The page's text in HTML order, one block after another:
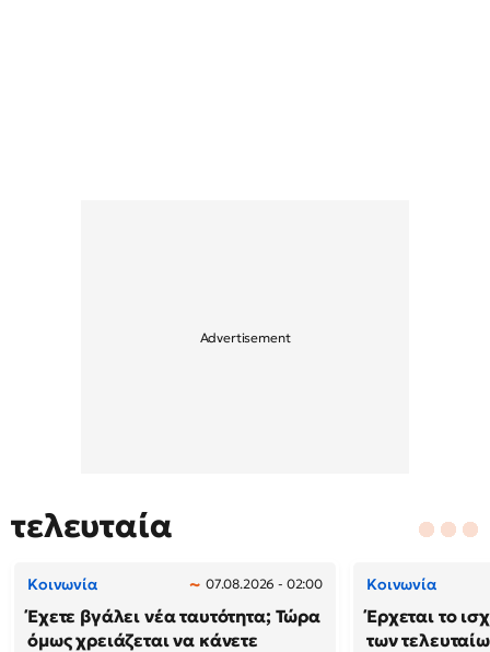
τελευταία
Κοινωνία 07.08.2026 - 02:00
Έχετε βγάλει νέα ταυτότητα; Τώρα
όμως χρειάζεται να κάνετε
Κοινωνία
Έρχεται το
των